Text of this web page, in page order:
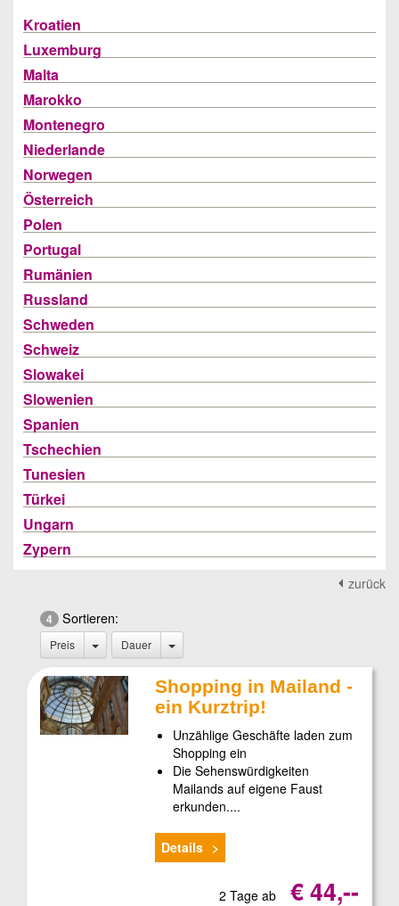
Kroatien
Luxemburg
Malta
Marokko
Montenegro
Niederlande
Norwegen
Österreich
Polen
Portugal
Rumänien
Russland
Schweden
Schweiz
Slowakei
Slowenien
Spanien
Tschechien
Tunesien
Türkei
Ungarn
Zypern
zurück
4 Sortieren:
Preis Dauer
Shopping in Mailand -
ein Kurztrip!
Unzählige Geschäfte laden zum
Shopping ein
Die Sehenswürdigkeiten
Mailands auf eigene Faust
erkunden....
Details
2 Tage ab € 44,--